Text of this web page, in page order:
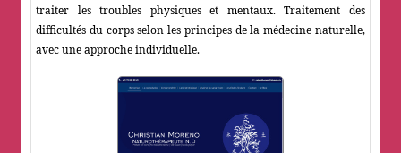
traiter les troubles physiques et mentaux. Traitement des
difficultés du corps selon les principes de la médecine naturelle,
avec une approche individuelle.